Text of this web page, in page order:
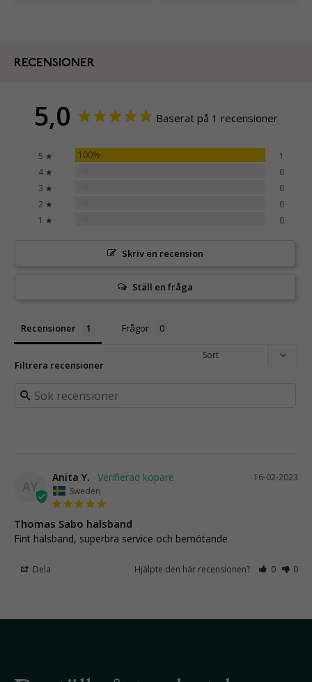
RECENSIONER
5,0 Baserat på 1 recensioner
5 ★ 100%
1
4 ★
0
3 ★
0
2 ★
0
1 ★
0
Skriv en recension
Ställ en fråga
Recensioner Frågor
Filtrera recensioner
AY
16-02-2023
Anita Y.
Sweden
Thomas Sabo halsband
Fint halsband, superbra service och bemötande
Dela Hjälpte den här recensionen? 0 0